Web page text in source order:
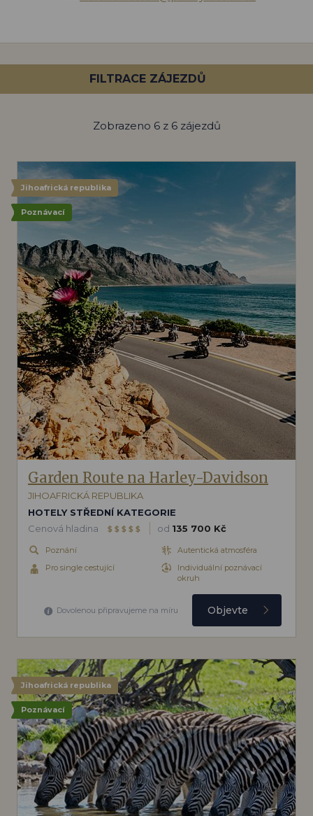
FILTRACE ZÁJEZDŮ
Zobrazeno 6 z 6 zájezdů
Jihoafrická republika
Poznávací
Garden Route na Harley-Davidson
JIHOAFRICKÁ REPUBLIKA
HOTELY STŘEDNÍ KATEGORIE
Cenová hladina
$ $ $ $ $ od 135 700 Kč
Poznání
Pro single cestující
Autentická atmosféra
Individuální poznávací
okruh
Dovolenou připravujeme na míru Objevte
Jihoafrická republika
Poznávací